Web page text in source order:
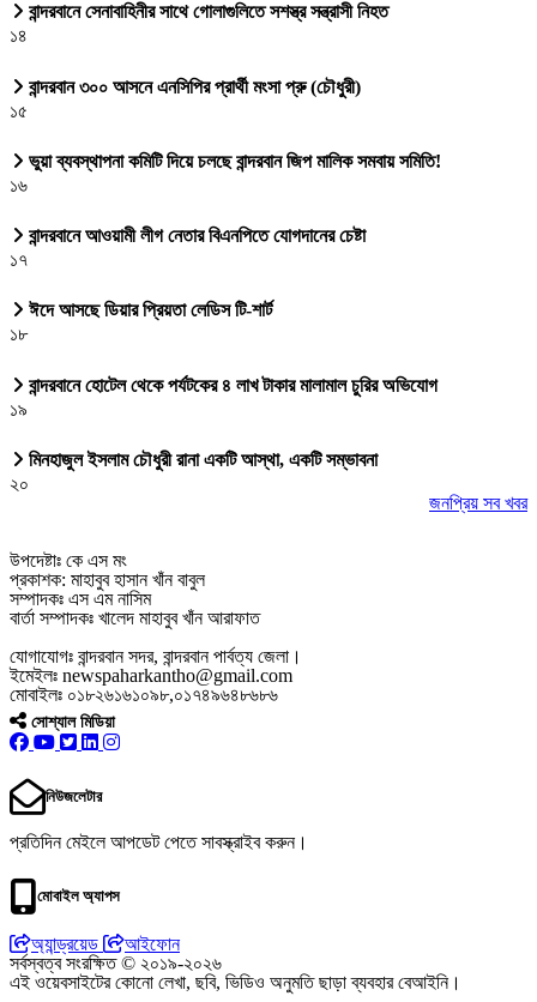
বান্দরবানে সেনাবাহিনীর সাথে গোলাগুলিতে সশস্ত্র সন্ত্রাসী নিহত
১৪
বান্দরবান ৩০০ আসনে এনসিপির প্রার্থী মংসা প্রু (চৌধুরী)
১৫
ভুয়া ব্যবস্থাপনা কমিটি দিয়ে চলছে বান্দরবান জিপ মালিক সমবায় সমিতি!
১৬
বান্দরবানে আওয়ামী লীগ নেতার বিএনপিতে যোগদানের চেষ্টা
১৭
ঈদে আসছে ডিয়ার প্রিয়তা লেডিস টি-শার্ট
১৮
বান্দরবানে হোটেল থেকে পর্যটকের ৪ লাখ টাকার মালামাল চুরির অভিযোগ
১৯
মিনহাজুল ইসলাম চৌধুরী রানা একটি আস্থা, একটি সম্ভাবনা
২০
জনপ্রিয় সব খবর
উপদেষ্টাঃ কে এস মং
প্রকাশক: মাহাবুব হাসান খাঁন বাবুল
সম্পাদকঃ এস এম নাসিম
বার্তা সম্পাদকঃ খালেদ মাহাবুব খাঁন আরাফাত
যোগাযোগঃ বান্দরবান সদর, বান্দরবান পার্বত্য জেলা।
ইমেইলঃ newspaharkantho@gmail.com
মোবাইলঃ ০১৮২৬১৬১০৯৮,০১৭৪৯৬৪৮৬৮৬
সোশ্যাল মিডিয়া
নিউজলেটার
প্রতিদিন মেইলে আপডেট পেতে সাবস্ক্রাইব করুন।
মোবাইল অ্যাপস
অ্যান্ড্রয়েড
আইফোন
সর্বস্বত্ব সংরক্ষিত © ২০১৯-২০২৬
এই ওয়েবসাইটের কোনো লেখা, ছবি, ভিডিও অনুমতি ছাড়া ব্যবহার বেআইনি।